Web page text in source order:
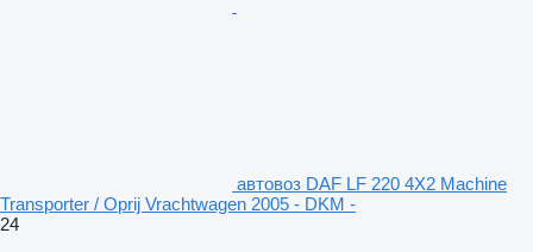
автовоз DAF LF 220 4X2 Machine
Transporter / Oprij Vrachtwagen 2005 - DKM -
24